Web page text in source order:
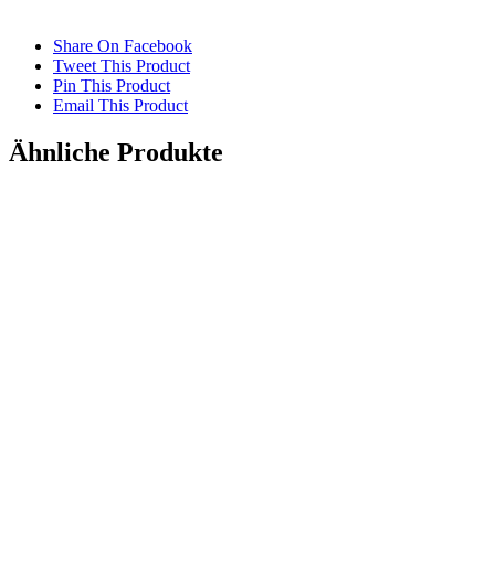
Share On Facebook
Tweet This Product
Pin This Product
Email This Product
Ähnliche Produkte